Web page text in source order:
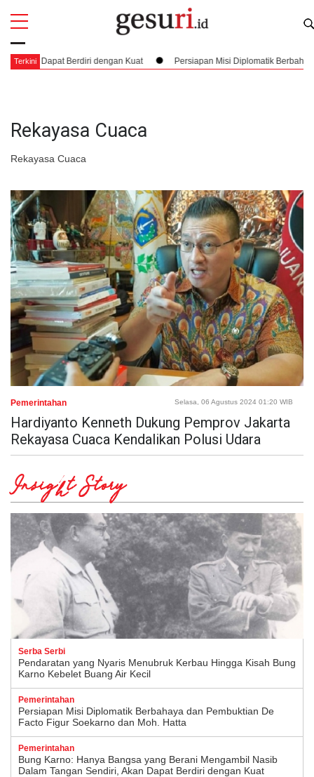
Terkini
Dapat Berdiri dengan Kuat Persiapan Misi Diplomatik Berbahaya dan
Rekayasa Cuaca
Rekayasa Cuaca
All
Pemerintahan Selasa, 06 Agustus 2024 01:20 WIB
Hardiyanto Kenneth Dukung Pemprov Jakarta
Rekayasa Cuaca Kendalikan Polusi Udara
Insight Story
Serba Serbi
Pendaratan yang Nyaris Menubruk Kerbau Hingga Kisah Bung
Karno Kebelet Buang Air Kecil
Pemerintahan
Persiapan Misi Diplomatik Berbahaya dan Pembuktian De
Facto Figur Soekarno dan Moh. Hatta
Pemerintahan
Bung Karno: Hanya Bangsa yang Berani Mengambil Nasib
Dalam Tangan Sendiri, Akan Dapat Berdiri dengan Kuat